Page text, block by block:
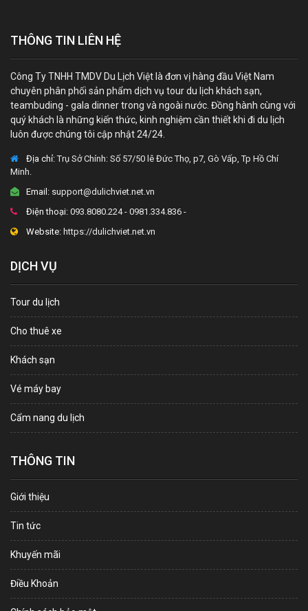
THÔNG TIN LIÊN HỆ
Công Ty TNHH TMDV Du Lịch Việt là đơn vị hàng đầu Việt Nam
chuyên phân phối sản phẩm dịch vụ tour du lịch khách sạn,
teambuding - gala dinner trong và ngoài nước. Đồng hành cùng với
quý khách là những kiến thức, kinh nghiệm cần thiết khi đi du lịch
luôn được chúng tôi cập nhật 24/24.
Địa chỉ:Trụ Sở Chính: Số 57/50 lê Đức Thọ, p7, Gò Vấp, Tp Hồ Chí
Minh.
Email: support@dulichviet.net.vn
Điện thoại: 093.8080.224 - 0981.334.836 -
Website: https://dulichviet.net.vn
DỊCH VỤ
Tour du lịch
Cho thuê xe
Khách sạn
Vé máy bay
Cẩm nang du lịch
THÔNG TIN
Giới thiệu
Tin tức
Khuyến mãi
Điều Khoản